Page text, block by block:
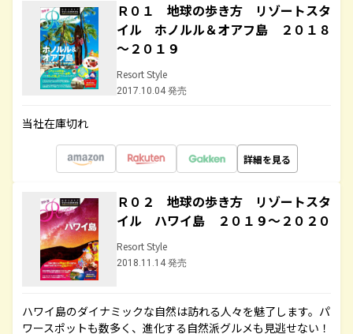
Ｒ０１ 地球の歩き方 リゾートスタ
イル ホノルル＆オアフ島 ２０１８
～２０１９
Resort Style
2017.10.04 発売
当社在庫切れ
詳細を見る
Ｒ０２ 地球の歩き方 リゾートスタ
イル ハワイ島 ２０１９～２０２０
Resort Style
2018.11.14 発売
ハワイ島のダイナミックな自然は訪れる人々を魅了します。パ
ワースポットも数多く、進化する自然派グルメも見逃せない！